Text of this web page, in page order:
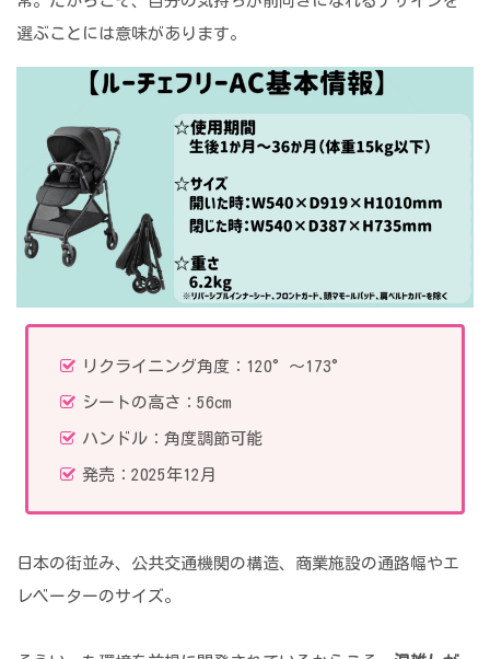
選ぶことには意味があります。
リクライニング角度：120°～173°
シートの高さ：56cm
ハンドル：角度調節可能
発売：2025年12月
日本の街並み、公共交通機関の構造、商業施設の通路幅やエ
レベーターのサイズ。